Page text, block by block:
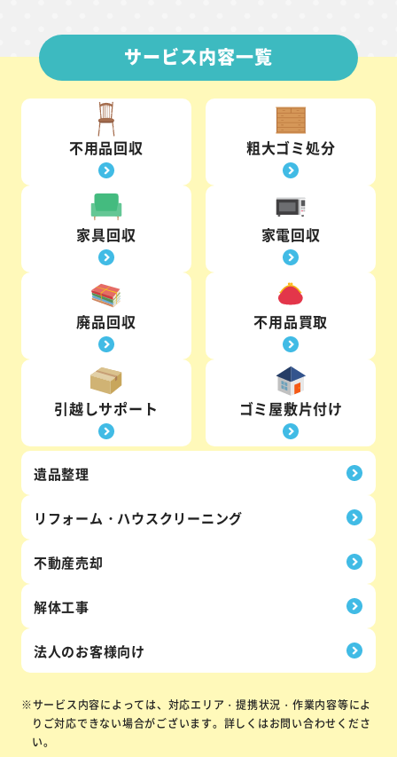
サービス内容一覧
不用品回収 粗大ゴミ処分
家具回収 家電回収
廃品回収 不用品買取
引越しサポート ゴミ屋敷片付け
遺品整理
リフォーム・ ハウスクリーニング
不動産売却
解体工事
法人のお客様向け
※サービス内容によっては、対応エリア・提携状況・作業内容等によ
りご対応できない場合がございます。詳しくはお問い合わせくださ
い。